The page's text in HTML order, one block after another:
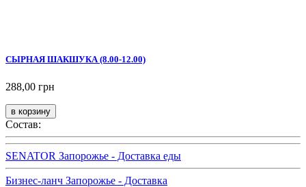
СЫРНАЯ ШАКШУКА (8.00-12.00)
288,00 грн
Состав:
SENATOR Запорожье - Доставка еды
Бизнес-ланч Запорожье - Доставка